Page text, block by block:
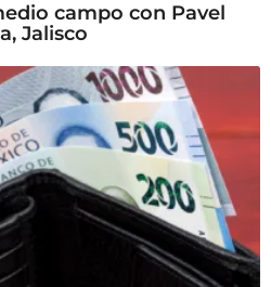
campo con Pavel
Jalisco